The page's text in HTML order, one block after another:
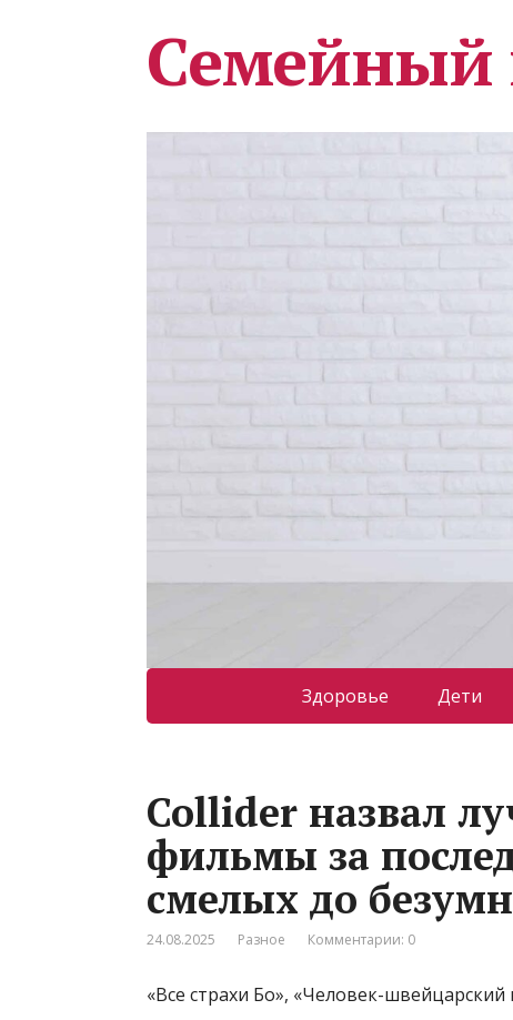
Семейный
Здоровье Дети
Collider назвал
фильмы за
смелых до
24.08.2025 Разное Комментарии: 0
«Все страхи Бо», «Человек-